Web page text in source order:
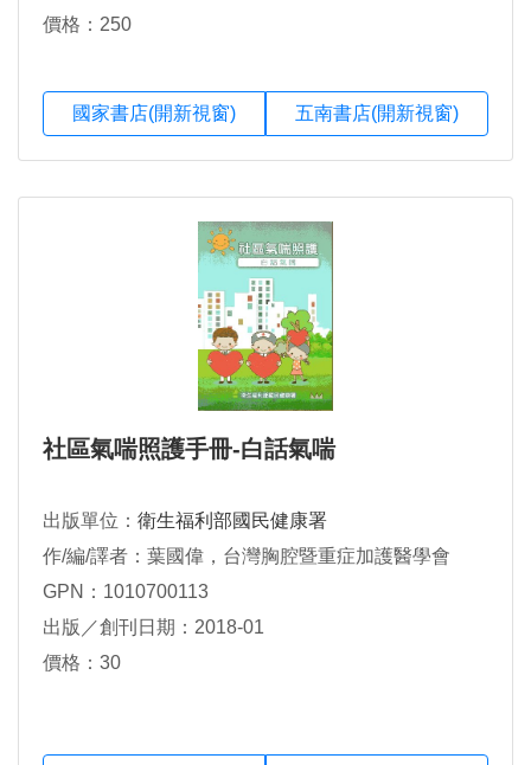
價格：250
國家書店(開新視窗) 五南書店(開新視窗)
社區氣喘照護手冊-白話氣喘
出版單位： 衛生福利部國民健康署
作/編/譯者：葉國偉，台灣胸腔暨重症加護醫學會
GPN：1010700113
出版／創刊日期：2018-01
價格：30